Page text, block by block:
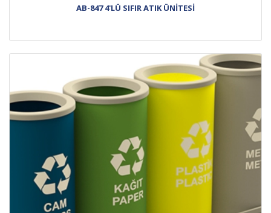
AB-847 4'LÜ SIFIR ATIK ÜNİTESİ